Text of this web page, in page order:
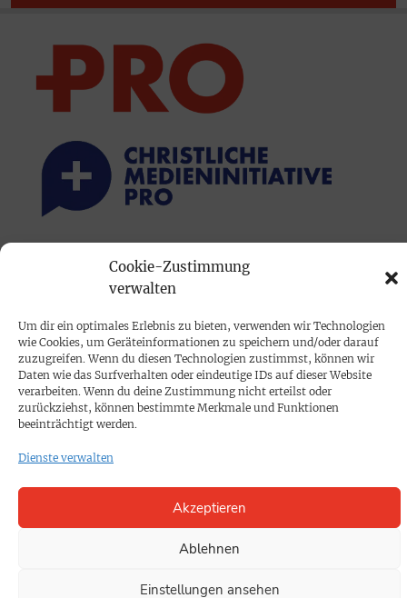
Cookie-Zustimmung
verwalten
Um dir ein optimales Erlebnis zu bieten, verwenden wir Technologien
wie Cookies, um Geräteinformationen zu speichern und/oder darauf
zuzugreifen. Wenn du diesen Technologien zustimmst, können wir
Daten wie das Surfverhalten oder eindeutige IDs auf dieser Website
verarbeiten. Wenn du deine Zustimmung nicht erteilst oder
zurückziehst, können bestimmte Merkmale und Funktionen
beeinträchtigt werden.
Dienste verwalten
Akzeptieren
Ablehnen
Einstellungen ansehen
PRINTAUSGABE
Mediadaten
PROKOMPAKT
Impressum
SPENDEN
Datenschutz